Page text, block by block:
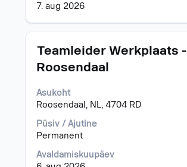
7. aug 2026
Ametinimetus
Teamleider Werkplaats -
Roosendaal
Asukoht
Roosendaal, NL, 4704 RD
Püsiv / Ajutine
Permanent
Avaldamiskuupäev
Töö
täieliku
kuvamiseks
valige
tühikuklahviga.